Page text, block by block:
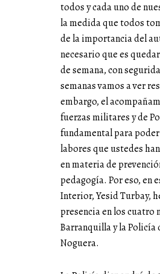
todos y cada uno de
la medida que todos
de la importancia del
necesario que es
de semana, con
semanas vamos a ver
embargo, el
fuerzas militares y de
fundamental para
labores que ustedes
en materia de
pedagogía. Por eso, en
Interior, Yesid Turbay,
presencia en los
Barranquilla y la Policía
Noguera.